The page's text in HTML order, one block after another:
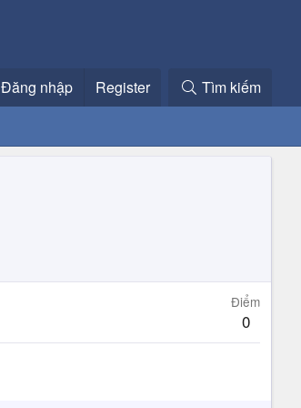
Đăng nhập Register Tìm kiếm
Điểm
0